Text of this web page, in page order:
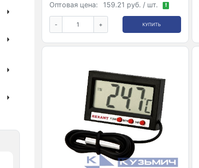
Оптовая цена:
159.21 руб. / шт. !
- + КУПИТЬ